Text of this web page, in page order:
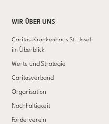
WIR ÜBER UNS
Caritas-Krankenhaus St. Josef
im Überblick
Werte und Strategie
Caritasverband
Organisation
Nachhaltigkeit
Förderverein